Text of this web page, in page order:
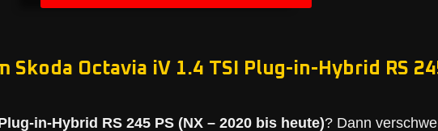
Skoda Octavia iV 1.4 TSI Plug-in-Hybrid RS
in-Hybrid RS 245 PS (NX – 2020 bis heute)? Dann